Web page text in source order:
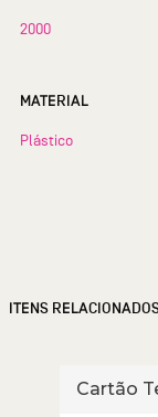
2000
MATERIAL
Plástico
ITENS
Cartão